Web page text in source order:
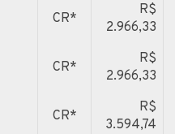
CR*
R$
2.966,33
CR*
R$
2.966,33
CR*
R$
3.594,74